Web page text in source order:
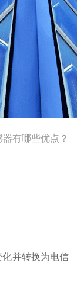
有哪些优点？
并转换为电信